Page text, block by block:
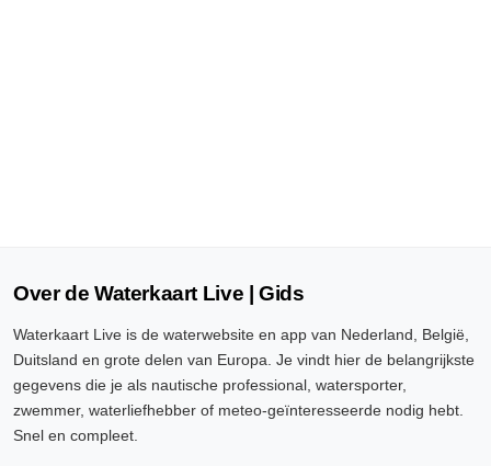
Over de Waterkaart Live | Gids
Waterkaart Live is de waterwebsite en app van Nederland, België,
Duitsland en grote delen van Europa. Je vindt hier de belangrijkste
gegevens die je als nautische professional, watersporter,
zwemmer, waterliefhebber of meteo-geïnteresseerde nodig hebt.
Snel en compleet.